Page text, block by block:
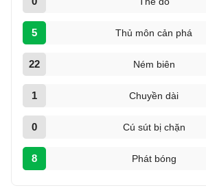
5 Thủ môn cản phá
22 Ném biên
1 Chuyền dài
0 Cú sút bị chặn
8 Phát bóng